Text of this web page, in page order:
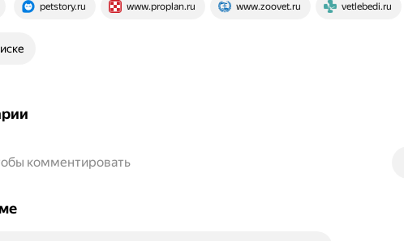
petstory.ru www.proplan.ru www.zoovet.ru vetlebedi.ru
комментировать